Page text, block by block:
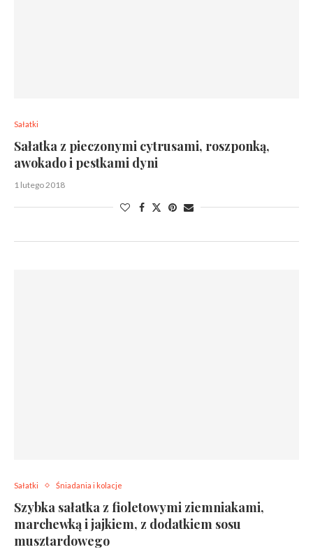
Sałatki
Sałatka z pieczonymi cytrusami, roszponką,
awokado i pestkami dyni
1 lutego 2018
Sałatki Śniadania i kolacje
Szybka sałatka z fioletowymi ziemniakami,
marchewką i jajkiem, z dodatkiem sosu
musztardowego